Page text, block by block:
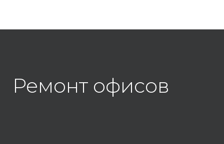
Ремонт офисов